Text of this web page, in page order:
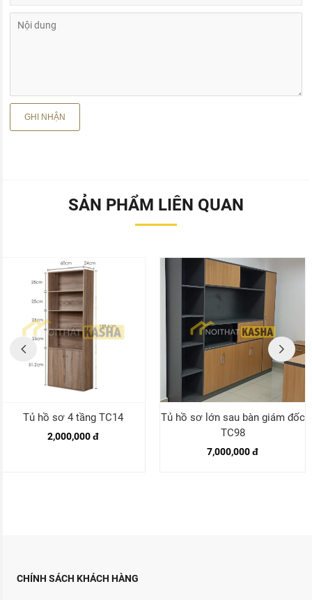
SẢN PHẨM LIÊN QUAN
Tủ hồ sơ 4 tầng TC14
2,000,000 đ
Tủ hồ sơ lớn sau bàn giám đốc
TC98
7,000,000 đ
CHÍNH SÁCH KHÁCH HÀNG